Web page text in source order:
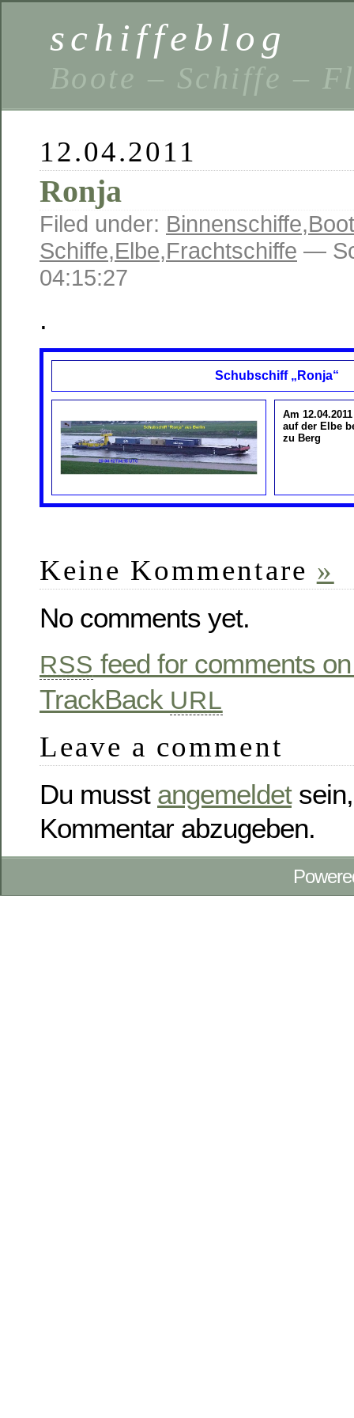
schiffeblog
Boote – Schiffe –
12.04.2011
Ronja
Filed under: Binnenschiffe,
Schiffe,Elbe,Frachtschiffe —
04:15:27
.
Schubschiff „Ronja“
Am
auf der Elbe
zu Berg
Keine Kommentare »
No comments yet.
RSS feed for comments
TrackBack URL
Leave a comment
Du musst angemeldet
Kommentar abzugeben.